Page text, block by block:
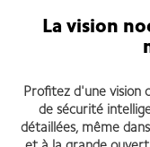
La vision
Profitez d'une vision
de sécurité
détaillées, même